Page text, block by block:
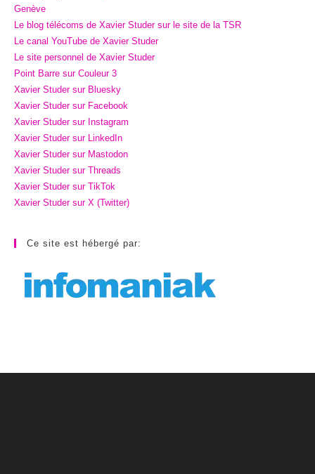
Genève
Le blog télécoms de Xavier Studer sur le site de la TSR
Le canal YouTube de Xavier Studer
Le site personnel de Xavier Studer
Point Barre sur Couleur 3
Xavier Studer sur Bluesky
Xavier Studer sur Facebook
Xavier Studer sur Instagram
Xavier Studer sur LinkedIn
Xavier Studer sur Mastodon
Xavier Studer sur Threads
Xavier Studer sur TikTok
Xavier Studer sur X (Twitter)
Ce site est hébergé par: